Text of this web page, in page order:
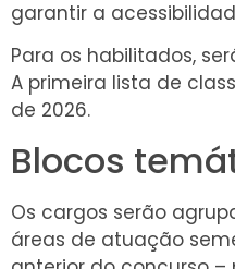
garantir a
Para os habilitados,
A primeira lista de
de 2026.
Blocos
Os cargos serão
áreas de atuação